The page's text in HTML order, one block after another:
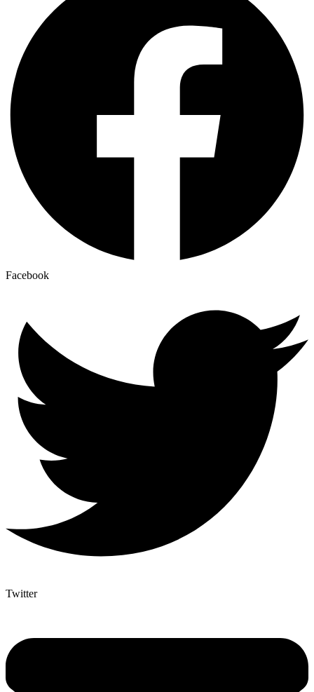
Facebook
Twitter